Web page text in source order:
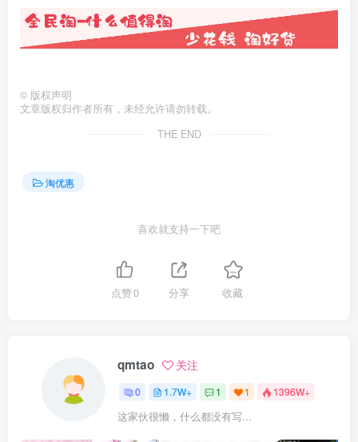
© 版权声明
文章版权归作者所有，未经允许请勿转载。
THE END
淘优惠
喜欢就支持一下吧
点赞0 分享 收藏
qmtao 关注
0 1.7W+ 1 1 1396W+
这家伙很懒，什么都没有写...